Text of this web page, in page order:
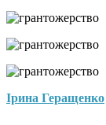
Ірина Геращенко